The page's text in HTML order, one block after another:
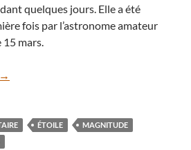
quelques jours. Elle a été
fois par l’astronome amateur
15 mars.
Explosion d’une étoile dans la
→
ÉTOILE
MAGNITUDE